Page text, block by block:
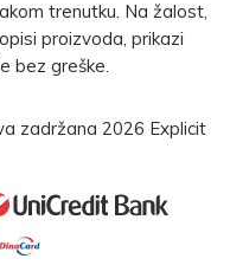
trenutku. Na žalost,
proizvoda, prikazi
bez greške.
zadržana 2026 Explicit